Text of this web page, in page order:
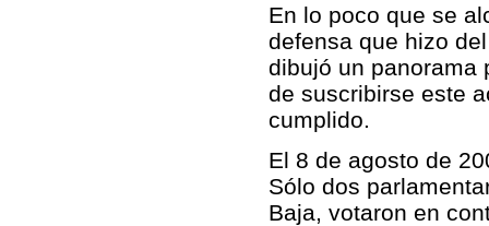
En lo poco que se
defensa que hizo
dibujó un panorama
de suscribirse este
cumplido.
El 8 de agosto de
Sólo dos
Baja, votaron en